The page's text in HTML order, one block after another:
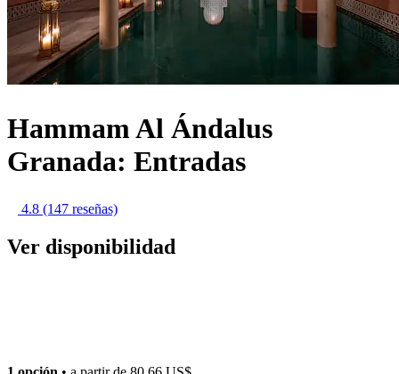
Hammam Al Ándalus
Granada: Entradas
4.8 (147 reseñas)
Ver disponibilidad